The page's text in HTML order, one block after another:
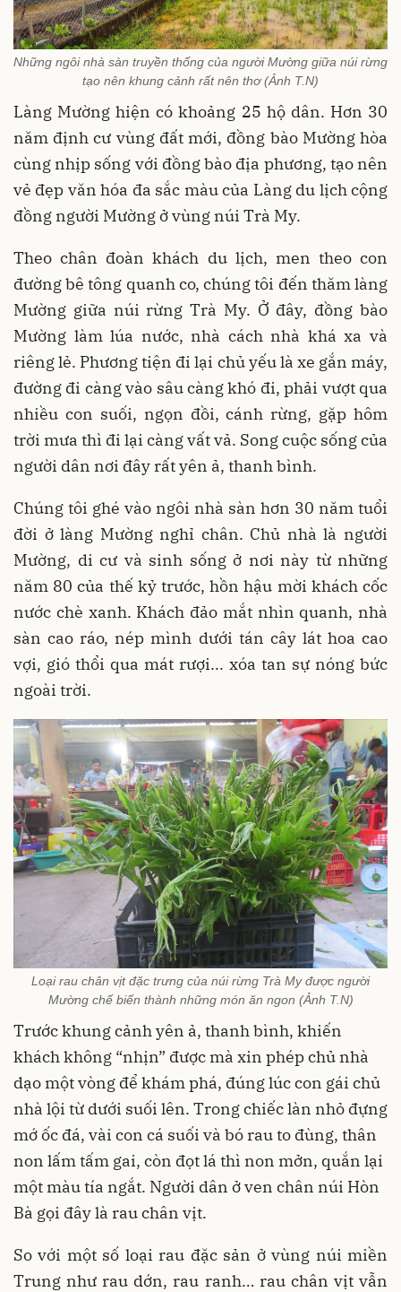
Những ngôi nhà sàn truyền thống của người Mường giữa núi rừng
tạo nên khung cảnh rất nên thơ (Ảnh T.N)
Làng Mường hiện có khoảng 25 hộ dân. Hơn 30
năm định cư vùng đất mới, đồng bào Mường hòa
cùng nhịp sống với đồng bào địa phương, tạo nên
vẻ đẹp văn hóa đa sắc màu của Làng du lịch cộng
đồng người Mường ở vùng núi Trà My.
Theo chân đoàn khách du lịch, men theo con
đường bê tông quanh co, chúng tôi đến thăm làng
Mường giữa núi rừng Trà My. Ở đây, đồng bào
Mường làm lúa nước, nhà cách nhà khá xa và
riêng lẻ. Phương tiện đi lại chủ yếu là xe gắn máy,
đường đi càng vào sâu càng khó đi, phải vượt qua
nhiều con suối, ngọn đồi, cánh rừng, gặp hôm
trời mưa thì đi lại càng vất vả. Song cuộc sống của
người dân nơi đây rất yên ả, thanh bình.
Chúng tôi ghé vào ngôi nhà sàn hơn 30 năm tuổi
đời ở làng Mường nghỉ chân. Chủ nhà là người
Mường, di cư và sinh sống ở nơi này từ những
năm 80 của thế kỷ trước, hồn hậu mời khách cốc
nước chè xanh. Khách đảo mắt nhìn quanh, nhà
sàn cao ráo, nép mình dưới tán cây lát hoa cao
vợi, gió thổi qua mát rượi... xóa tan sự nóng bức
ngoài trời.
Loại rau chân vịt đặc trưng của núi rừng Trà My được người
Mường chế biến thành những món ăn ngon (Ảnh T.N)
Trước khung cảnh yên ả, thanh bình, khiến
khách không “nhịn” được mà xin phép chủ nhà
dạo một vòng để khám phá, đúng lúc con gái chủ
nhà lội từ dưới suối lên. Trong chiếc làn nhỏ đựng
mớ ốc đá, vài con cá suối và bó rau to đùng, thân
non lấm tấm gai, còn đọt lá thì non mởn, quắn lại
một màu tía ngắt. Người dân ở ven chân núi Hòn
Bà gọi đây là rau chân vịt.
So với một số loại rau đặc sản ở vùng núi miền
Trung như rau dớn, rau ranh… rau chân vịt vẫn